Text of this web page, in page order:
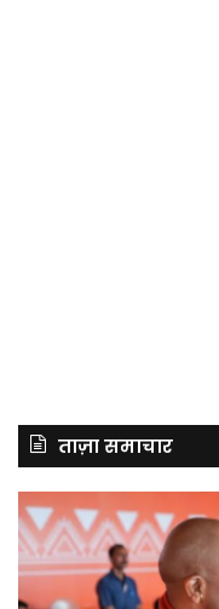
ताज़ा समाचार